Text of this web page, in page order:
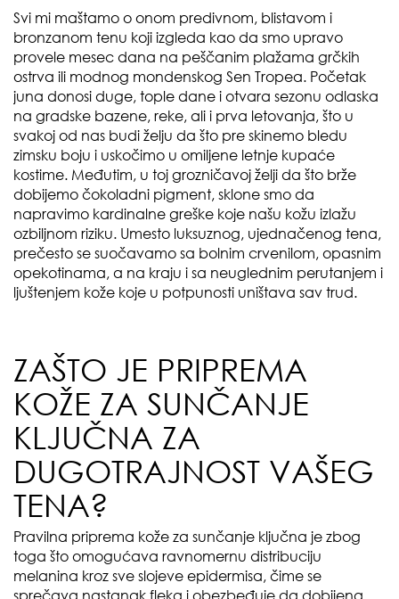
Svi mi maštamo o onom predivnom, blistavom i
bronzanom tenu koji izgleda kao da smo upravo
provele mesec dana na peščanim plažama grčkih
ostrva ili modnog mondenskog Sen Tropea. Početak
juna donosi duge, tople dane i otvara sezonu odlaska
na gradske bazene, reke, ali i prva letovanja, što u
svakoj od nas budi želju da što pre skinemo bledu
zimsku boju i uskočimo u omiljene letnje kupaće
kostime. Međutim, u toj grozničavoj želji da što brže
dobijemo čokoladni pigment, sklone smo da
napravimo kardinalne greške koje našu kožu izlažu
ozbiljnom riziku. Umesto luksuznog, ujednačenog tena,
prečesto se suočavamo sa bolnim crvenilom, opasnim
opekotinama, a na kraju i sa neuglednim perutanjem i
ljuštenjem kože koje u potpunosti uništava sav trud.
ZAŠTO JE PRIPREMA
KOŽE ZA SUNČANJE
KLJUČNA ZA
DUGOTRAJNOST VAŠEG
TENA?
Pravilna priprema kože za sunčanje ključna je zbog
toga što omogućava ravnomernu distribuciju
melanina kroz sve slojeve epidermisa, čime se